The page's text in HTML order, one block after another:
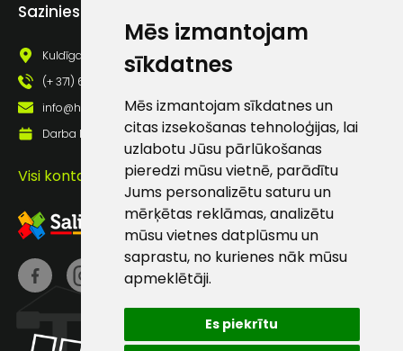
Mēs izmantojam
sīkdatnes
Mēs izmantojam sīkdatnes un
citas izsekošanas tehnoloģijas, lai
uzlabotu Jūsu pārlūkošanas
pieredzi mūsu vietnē, parādītu
Jums personalizētu saturu un
mērķētas reklāmas, analizētu
mūsu vietnes datplūsmu un
saprastu, no kurienes nāk mūsu
apmeklētāji.
Es piekrītu
Sazinies ar mums
Kuldīgas iela 69a, Saldus, Saldus nov., LV - 3801
(+ 371) 63 881 186
info@hards.lv
Darba laiks: Darbadienās: 8:00 - 17:00
Visi kontakti
Sūtīt ziņojumu
Klientu
atbalsts
Darbdienās:
8:00 – 17:00
(+371) 63 881
info@hards.lv